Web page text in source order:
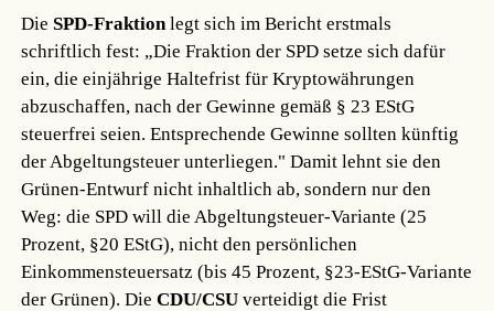
DieSPD-Fraktion legt sich im Bericht erstmals
schriftlich fest: „Die Fraktion der SPD setze sich dafür
ein, die einjährige Haltefrist für Kryptowährungen
abzuschaffen, nach der Gewinne gemäß § 23 EStG
steuerfrei seien. Entsprechende Gewinne sollten künftig
der Abgeltungsteuer unterliegen." Damit lehnt sie den
Grünen-Entwurf nicht inhaltlich ab, sondern nur den
Weg: die SPD will die Abgeltungsteuer-Variante (25
Prozent, §20 EStG), nicht den persönlichen
Einkommensteuersatz (bis 45 Prozent, §23-EStG-Variante
der Grünen). DieCDU/CSU verteidigt die Frist